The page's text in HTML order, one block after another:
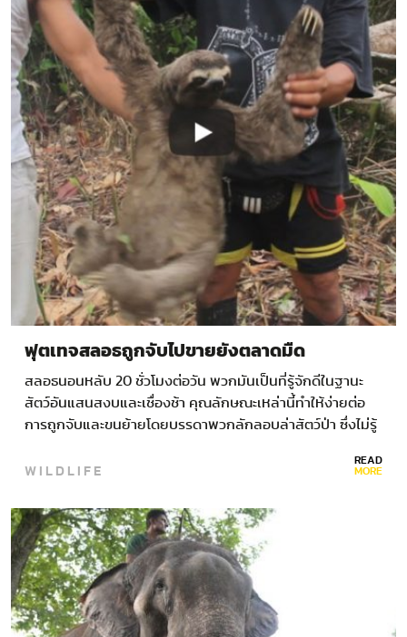
ฟุตเทจสลอธถูกจับไปขายยังตลาดมืด
สลอธนอนหลับ 20 ชั่วโมงต่อวัน พวกมันเป็นที่รู้จักดีในฐานะ
สัตว์อันแสนสงบและเชื่องช้า คุณลักษณะเหล่านี้ทำให้ง่ายต่อ
การถูกจับและขนย้ายโดยบรรดาพวกลักลอบล่าสัตว์ป่า ซึ่งไม่รู้
อธได้ สลอธเหล่านี้ถูกขายในราคา…
WILDLIFE READ
MORE